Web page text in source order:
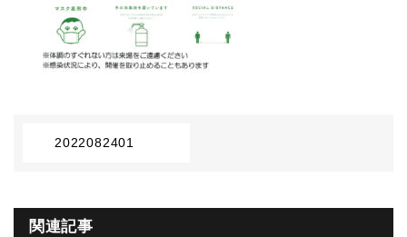
2022082401
関連記事